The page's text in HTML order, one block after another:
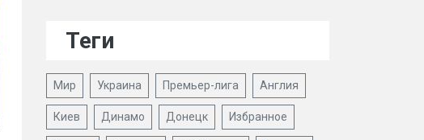
Теги
Мир Украина Премьер-лига Англия
Киев Динамо Донецк Избранное